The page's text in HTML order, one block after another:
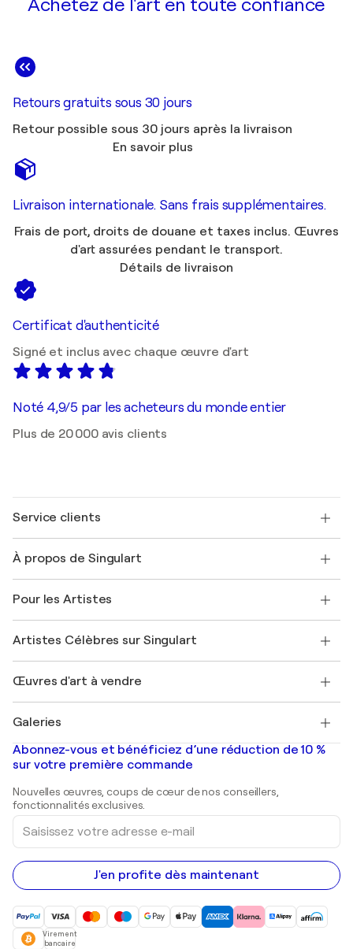
Achetez de l'art en toute confiance
Retours gratuits sous 30 jours
Retour possible sous 30 jours après la livraison
En savoir plus
Livraison internationale. Sans frais supplémentaires.
Frais de port, droits de douane et taxes inclus. Œuvres
d'art assurées pendant le transport.
Détails de livraison
Certificat d'authenticité
Signé et inclus avec chaque œuvre d'art
Noté 4,9/5 par les acheteurs du monde entier
Plus de 20 000 avis clients
Service clients
Expédition
Offrir une carte cadeau
Rejoignez notre programme commercial
Mon compte
+33 1 76 44 06 42
À propos de Singulart
FAQ
Magazine Singulart
Emplois
Découvrez une sélection d'art original
Pour les Artistes
Se connecter en tant qu'Artiste
Artistes Célèbres sur Singulart
Marc Chagall
Banksy
Mr. Brainwash
Shepard Fairey
Œuvres d'art à vendre
Tableaux abstraits à vendre
Peintures de paysage
Estampes
Peintures acryliques
Galeries
Galeries d'art en France
Galeries d'art en Belgique
Abonnez-vous et bénéficiez d’une réduction de 10 %
sur votre première commande
Nouvelles œuvres, coups de cœur de nos conseillers,
fonctionnalités exclusives.
Saisissez
votre
adresse
e-
mail
J'en profite dès maintenant
Virement
bancaire